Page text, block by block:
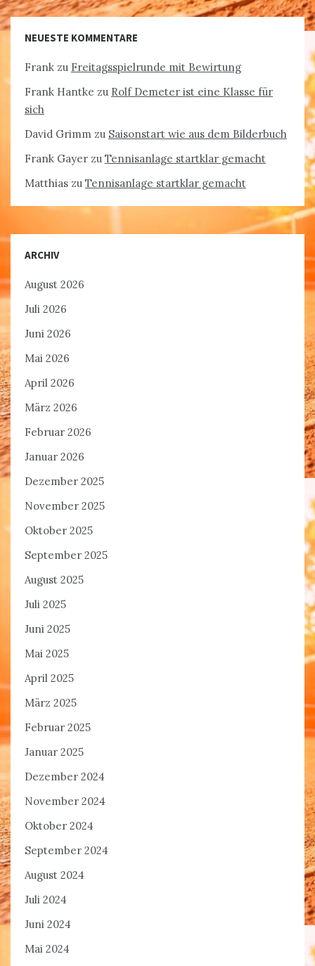
NEUESTE KOMMENTARE
Frank zu Freitagsspielrunde mit Bewirtung
Frank Hantke zu Rolf Demeter ist eine Klasse für
sich
David Grimm zu Saisonstart wie aus dem Bilderbuch
Frank Gayer zu Tennisanlage startklar gemacht
Matthias zu Tennisanlage startklar gemacht
ARCHIV
August 2026
Juli 2026
Juni 2026
Mai 2026
April 2026
März 2026
Februar 2026
Januar 2026
Dezember 2025
November 2025
Oktober 2025
September 2025
August 2025
Juli 2025
Juni 2025
Mai 2025
April 2025
März 2025
Februar 2025
Januar 2025
Dezember 2024
November 2024
Oktober 2024
September 2024
August 2024
Juli 2024
Juni 2024
Mai 2024